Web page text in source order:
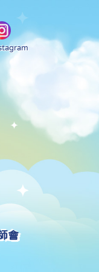
會